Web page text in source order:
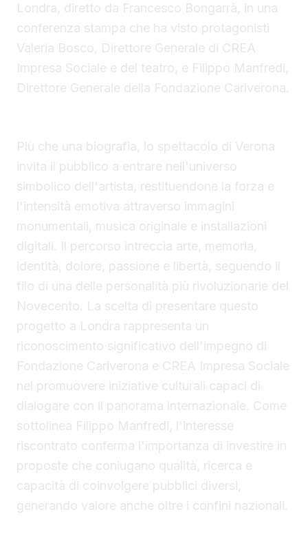
Londra, diretto da Francesco Bongarrà, in una
conferenza stampa che ha visto protagonisti
Valeria Bosco, Direttore Generale di CREA
Impresa Sociale e del teatro, e Filippo Manfredi,
Direttore Generale della Fondazione Cariverona.
Più che una biografia, lo spettacolo di Verona
invita il pubblico a entrare nell'universo
simbolico dell'artista, restituendone la forza e
l'intensità emotiva attraverso immagini
monumentali, musica originale e installazioni
digitali. Il percorso intreccia arte, memoria,
identità, dolore, passione e libertà, seguendo il
filo di una delle personalità più rivoluzionarie del
Novecento. La scelta di presentare questo
progetto a Londra rappresenta un
riconoscimento significativo dell'impegno di
Fondazione Cariverona e CREA Impresa Sociale
nel promuovere iniziative culturali capaci di
dialogare con il panorama internazionale. Come
sottolinea Filippo Manfredi, l'interesse
riscontrato conferma l'importanza di investire in
proposte che coniugano qualità, ricerca e
capacità di coinvolgere pubblici diversi,
generando valore anche oltre i confini nazionali.